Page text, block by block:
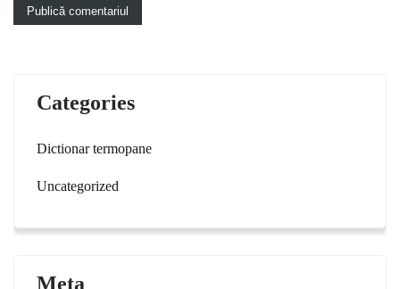
Categories
Dictionar termopane
Uncategorized
Meta